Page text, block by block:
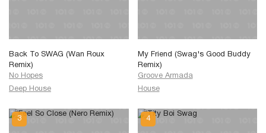
Back To SWAG (Wan Roux
Remix)
No Hopes
Deep House
My Friend (Swag's Good Buddy
Remix)
Groove Armada
House